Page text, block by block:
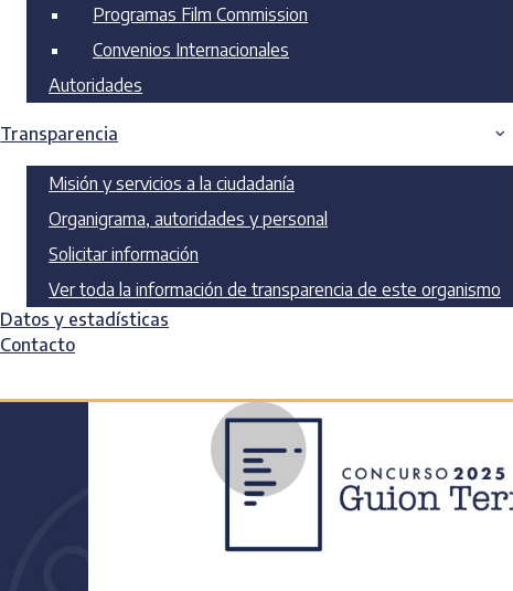
Programas Film Commission
Convenios Internacionales
Autoridades
Transparencia
Misión y servicios a la ciudadanía
Organigrama, autoridades y personal
Solicitar información
Ver toda la información de transparencia de este organismo
Datos y estadísticas
Contacto